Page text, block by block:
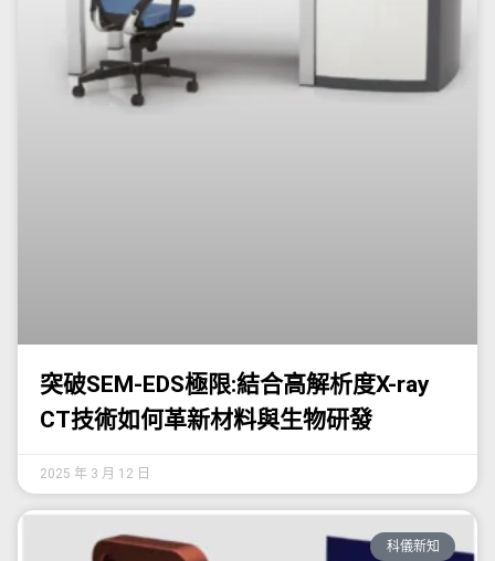
突破SEM-EDS極限:結合高解析度X-ray
CT技術如何革新材料與生物研發
2025 年 3 月 12 日
科儀新知